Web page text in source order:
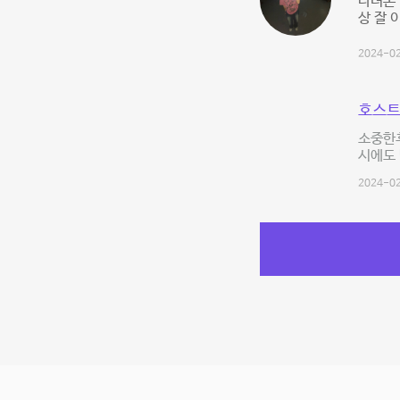
상 잘
2024-
호스
소중한
시에
2024-